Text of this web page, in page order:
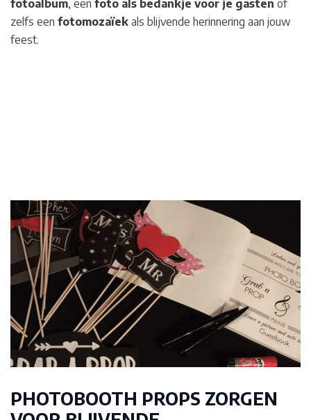
fotoalbum, een foto als bedankje voor je gasten of
zelfs een fotomozaïek als blijvende herinnering aan jouw
feest.
PHOTOBOOTH PROPS ZORGEN